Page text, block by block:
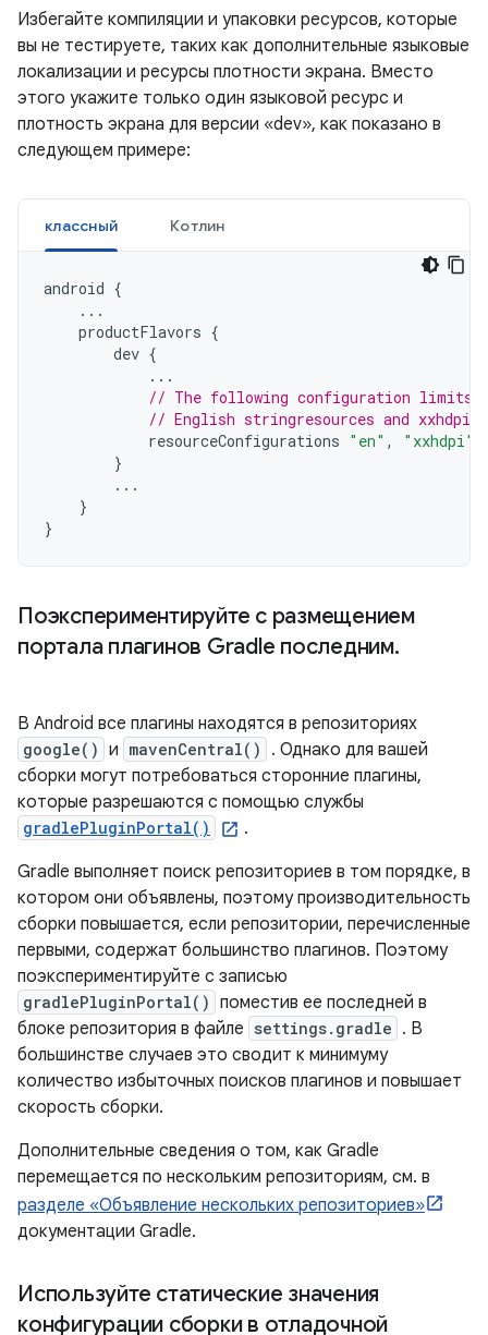
Избегайте компиляции и упаковки ресурсов, которые
вы не тестируете, таких как дополнительные языковые
локализации и ресурсы плотности экрана. Вместо
этого укажите только один языковой ресурс и
плотность экрана для версии «dev», как показано в
следующем примере:
классный Котлин
android {
...
productFlavors {
dev {
...
// The following configuration limits
// English stringresources and xxhdpi
resourceConfigurations "en" ,
"xxhdpi"
}
...
}
}
Поэкспериментируйте с размещением
портала плагинов Gradle последним.
В Android все плагины находятся в репозиториях
google() и mavenCentral()
. Однако для вашей
сборки могут потребоваться сторонние плагины,
которые разрешаются с помощью службы
gradlePluginPortal()
.
Gradle выполняет поиск репозиториев в том порядке, в
котором они объявлены, поэтому производительность
сборки повышается, если репозитории, перечисленные
первыми, содержат большинство плагинов. Поэтому
поэкспериментируйте с записью
gradlePluginPortal() поместив ее последней в
блоке репозитория в файле settings.gradle . В
большинстве случаев это сводит к минимуму
количество избыточных поисков плагинов и повышает
скорость сборки.
Дополнительные сведения о том, как Gradle
перемещается по нескольким репозиториям, см. в
разделе «Объявление нескольких репозиториев»
документации Gradle.
Используйте статические значения
конфигурации сборки в отладочной